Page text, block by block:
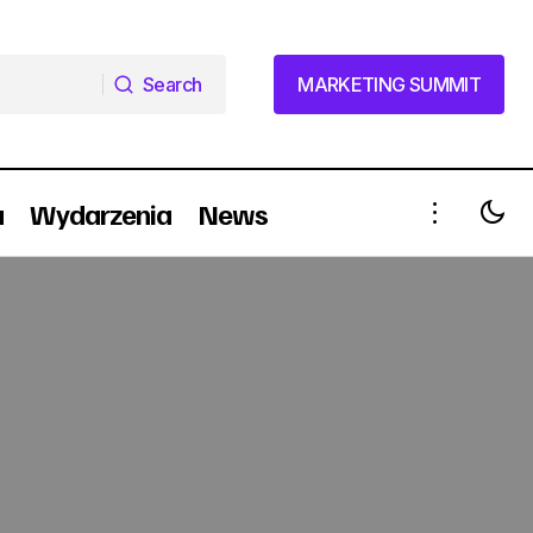
Search
MARKETING SUMMIT
MARKETING SUMMIT
Wydarzenia News